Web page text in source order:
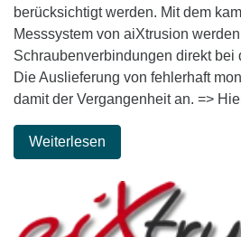
berücksichtigt werden. Mit dem
Messsystem von aiXtrusion
Schraubenverbindungen direkt bei
Die Auslieferung von fehlerhaft
damit der Vergangenheit an. =>
Weiterlesen